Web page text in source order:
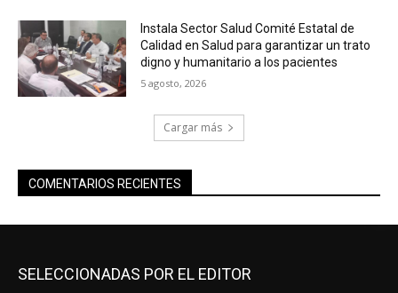
Instala Sector Salud Comité Estatal de
Calidad en Salud para garantizar un trato
digno y humanitario a los pacientes
5 agosto, 2026
Cargar más
COMENTARIOS RECIENTES
SELECCIONADAS POR EL EDITOR